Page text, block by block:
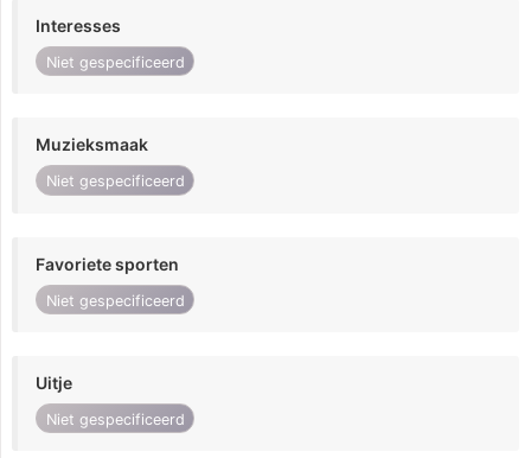
Interesses
Niet gespecificeerd
Muzieksmaak
Niet gespecificeerd
Favoriete sporten
Niet gespecificeerd
Uitje
Niet gespecificeerd